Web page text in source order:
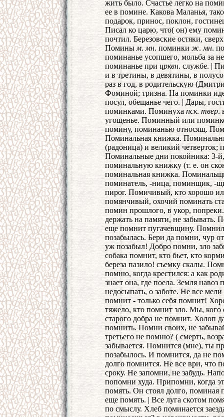
жить было. Счастье легко на
ее в помине. Какова Маланья,
подарок, принос, поклон,
Писал ко царю, что( он) ему
почтил. Березовские остяки,
Поминым.мн. поминки ж.мн.
поминанье усопшего, мольба за
поминанье при црквн. службе. |
и в третины, в девятины, в
раз в год, в родительскую
Фоминой; тризна. На поминки
посул, обещанье чего. | Дары,
поминками. Поминуха пск. твер.
угощенье. Поминный или
помину, поминанью относящ.
Поминальная книжка.
(радоница) и великий четверток;
Поминальные дни покойника: 3-
поминальную книжку (т. е. он
поминальная книжка.
поминатель, -ница, поминщик, -
пирог. Помичивый, кто хорошо
помянчивый, охочий поминать
помин прошлого, в укор,
держать на памяти, не забывать.
еще помнит пугачевщину.
позабылась. Бери да помни, чур
уж позабыл! Добро помни, зло
собака помнит, кто бьет, кто
береза пазило! съемку скалы.
помню, когда крестился: а как
знает она, где поела. Земля
недосыпать, о заботе. Не все
помнит - только себя помнит!
тяжело, кто помнит зло. Мы,
старого добра не помнит. Холоп
помнить. Помни своих, не
третьего не помню? ( смерть,
забывается. Помнится (мне), ты
позабылось. И помнится, да не
долго помнится. Не все ври, что
сроку. Не запомни, не забудь.
попомни худа. Припомни,
помять. Он стоял долго, поминая
еще помять. | Все луга скотом
по смыслу. Хлеб поминается